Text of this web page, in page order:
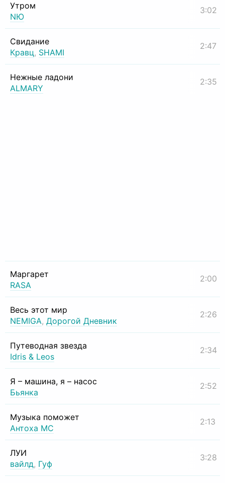
Утром
NЮ
3:02
Свидание
Кравц, SHAMI
2:47
Нежные ладони
ALMARY
2:35
Маргарет
RASA
2:00
Весь этот мир
NEMIGA, Дорогой Дневник
2:26
Путеводная звезда
Idris & Leos
2:34
Я – машина, я – насос
Бьянка
2:52
Музыка поможет
Антоха МС
2:13
ЛУИ
вайлд, Гуф
3:28